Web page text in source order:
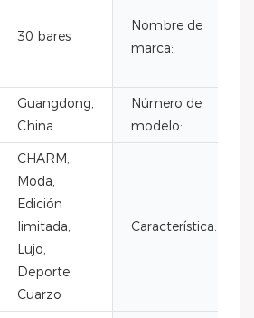
30 bares
Nombre de
marca:
Guangdong,
China
Número de
modelo:
CHARM,
Moda,
Edición
limitada,
Lujo,
Deporte,
Cuarzo
Característica: